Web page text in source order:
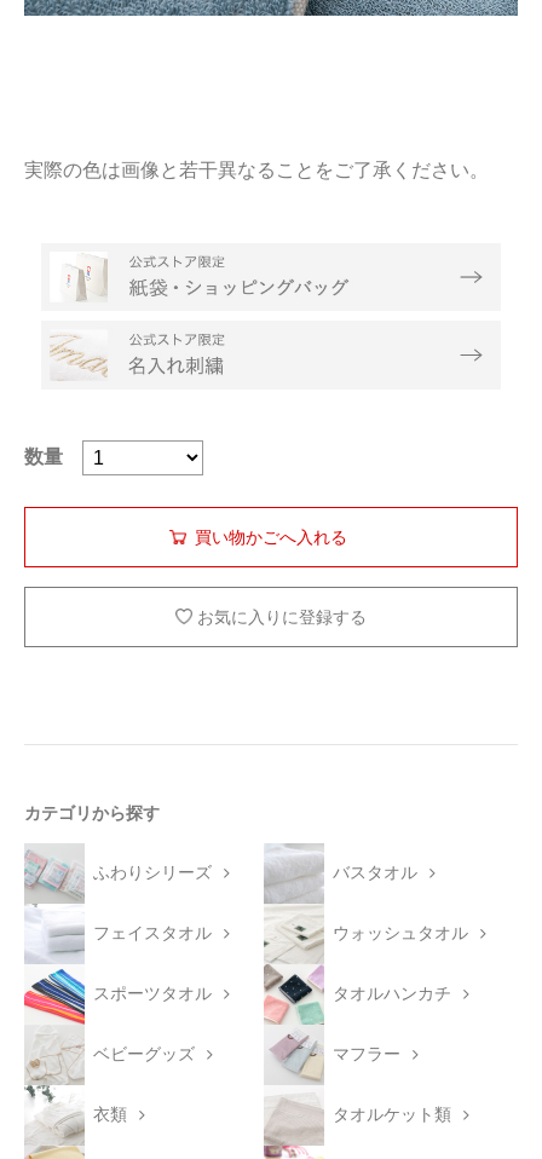
実際の色は画像と若干異なることをご了承ください。
数量
お気に入りに登録する
カテゴリから探す
ふわりシリーズ バスタオル
フェイスタオル ウォッシュタオル
スポーツタオル タオルハンカチ
ベビーグッズ マフラー
衣類 タオルケット類